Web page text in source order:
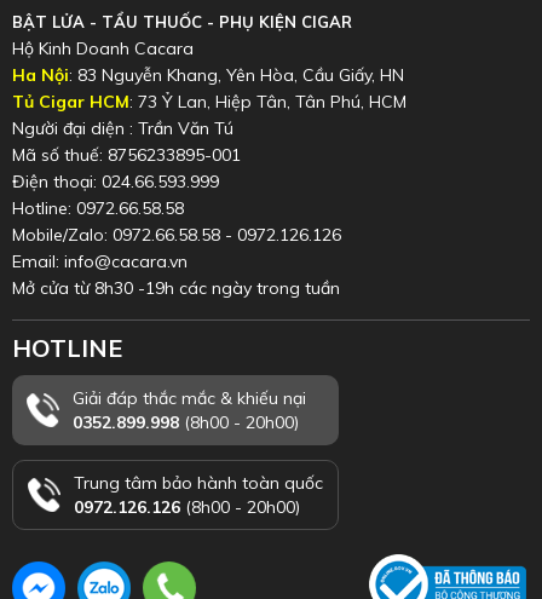
BẬT LỬA - TẨU THUỐC - PHỤ KIỆN CIGAR
Hộ Kinh Doanh Cacara
Ha Nội: 83 Nguyễn Khang, Yên Hòa, Cầu Giấy, HN
Tủ Cigar HCM: 73 Ỷ Lan, Hiệp Tân, Tân Phú, HCM
Người đại diện : Trần Văn Tú
Mã số thuế: 8756233895-001
Điện thoại: 024.66.593.999
Hotline: 0972.66.58.58
Mobile/Zalo: 0972.66.58.58 - 0972.126.126
Email: info@cacara.vn
Mở cửa từ 8h30 -19h các ngày trong tuần
HOTLINE
Giải đáp thắc mắc & khiếu nại
0352.899.998 (8h00 - 20h00)
Trung tâm bảo hành toàn quốc
0972.126.126 (8h00 - 20h00)